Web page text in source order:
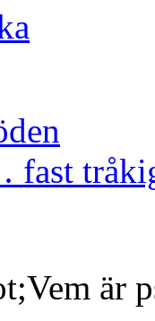
fast
är